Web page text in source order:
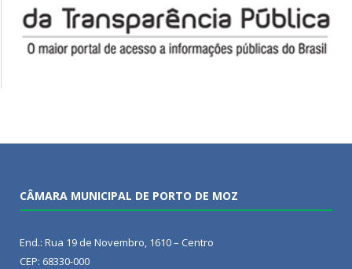
CÂMARA MUNICIPAL DE PORTO DE MOZ
End.: Rua 19 de Novembro, 1610 – Centro
CEP: 68330-000